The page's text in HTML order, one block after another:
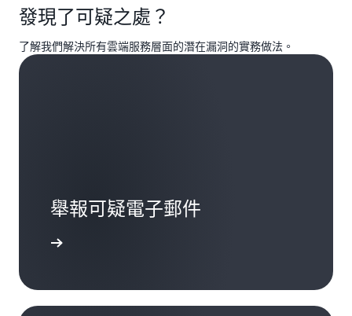
發現了可疑之處？
了解我們解決所有雲端服務層面的潛在漏洞的實務做法。
舉報可疑電子郵件